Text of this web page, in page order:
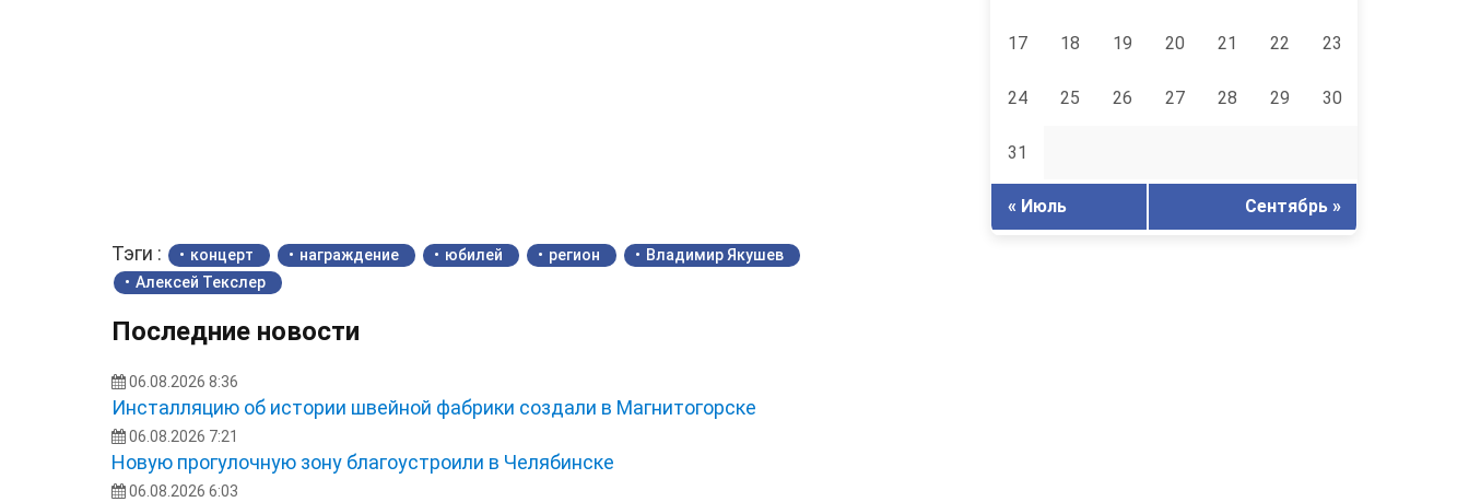
Тэги : концерт награждение юбилей регион
Владимир Якушев
Алексей Текслер
Последние новости
06.08.2026 8:36
Инсталляцию об истории швейной фабрики создали в Магнитогорске
06.08.2026 7:21
Новую прогулочную зону благоустроили в Челябинске
06.08.2026 6:03
17 18 19 20 21 22 23
24 25 26 27 28 29 30
31
« Июль Сентябрь »